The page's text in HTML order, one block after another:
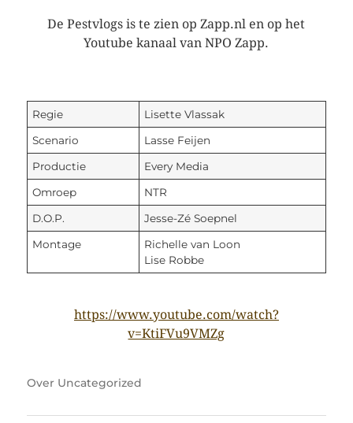
De Pestvlogs is te zien op Zapp.nl en op het
Youtube kanaal van NPO Zapp.
Regie Lisette Vlassak
Scenario Lasse Feijen
Productie Every Media
Omroep NTR
D.O.P. Jesse-Zé Soepnel
Montage
Richelle van Loon
Lise Robbe
https://www.youtube.com/watch?
v=KtiFVu9VMZg
Over Uncategorized